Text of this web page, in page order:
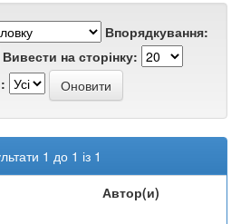
Впорядкування:
Вивести на сторінку:
1 до 1 із 1
Автор(и)